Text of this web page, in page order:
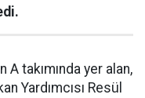
A takımında yer alan,
Yardımcısı Resül